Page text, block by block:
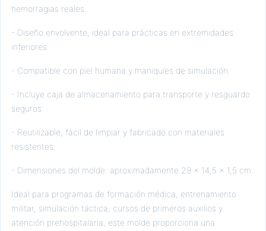
hemorragias reales.
- Diseño envolvente, ideal para prácticas en extremidades
inferiores.
- Compatible con piel humana y maniquíes de simulación.
- Incluye caja de almacenamiento para transporte y resguardo
seguros.
- Reutilizable, fácil de limpiar y fabricado con materiales
resistentes.
- Dimensiones del molde: aproximadamente 29 x 14,5 x 1,5 cm.
Ideal para programas de formación médica, entrenamiento
militar, simulación táctica, cursos de primeros auxilios y
atención prehospitalaria, este molde proporciona una